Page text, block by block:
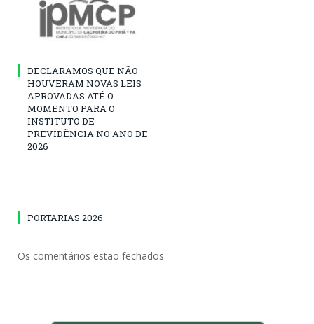
DECLARAMOS QUE NÃO
HOUVERAM NOVAS LEIS
APROVADAS ATÉ O
MOMENTO PARA O
INSTITUTO DE
PREVIDÊNCIA NO ANO DE
2026
PORTARIAS 2026
Os comentários estão fechados.